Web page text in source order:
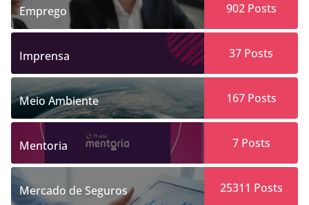
Emprego 902Posts
Imprensa 37 Posts
Meio Ambiente 167Posts
Mentoria 7Posts
Mercado de Seguros 25311 Posts